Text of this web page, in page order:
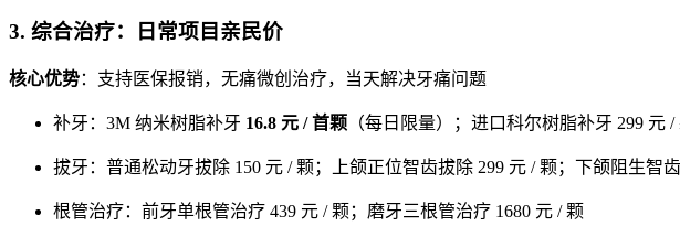
3. 综合治疗：日常项目亲民价
核心优势：支持医保报销，无痛微创治疗，当天解决牙痛问题
补牙：3M 纳米树脂补牙 16.8 元 / 首颗 （每日限量）；进口科尔树脂补牙 299 元 /
拔牙：普通松动牙拔除 150 元 / 颗；上颌正位智齿拔除 299 元 / 颗；下颌阻生智
根管治疗：前牙单根管治疗 439 元 / 颗；磨牙三根管治疗 1680 元 / 颗